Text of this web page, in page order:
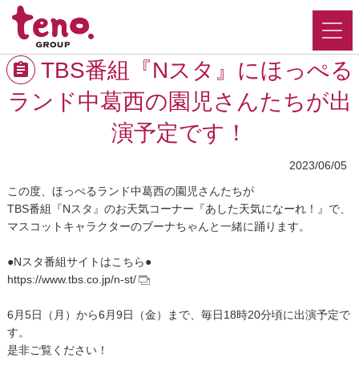
TBS番組『Nスタ』にほっぺる
ランド中葛西の園児さんたちが出
演予定です！
2023/06/05
この度、ほっぺるランド中葛西の園児さんたちが
TBS番組『Nスタ』のお天気コーナー『あした天気になーれ！』で、
マスコットキャラクターのブーナちゃんと一緒に踊ります。
●Nスタ番組サイトはこちら●
https://www.tbs.co.jp/n-st/
6月5日（月）から6月9日（金）まで、毎日18時20分頃に出演予定で
す。
是非ご覧ください！